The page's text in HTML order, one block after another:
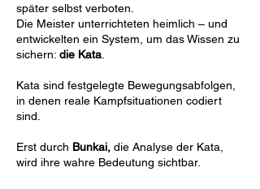
später selbst verboten.
Die Meister unterrichteten heimlich – und
entwickelten ein System, um das Wissen zu
sichern: die Kata
Kata sind festgelegte Bewegungsabfolgen,
in denen reale Kampfsituationen codiert
sind.
Erst durch Bunkai, die Analyse der Kata,
wird ihre wahre Bedeutung sichtbar.